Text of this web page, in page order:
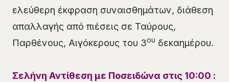
ελεύθερη έκφραση συναισθημάτων, διάθεση
απαλλαγής από πιέσεις σε Ταύρους,
Παρθένους, Αιγόκερους του 3ου δεκαημέρου.
Σελήνη Αντίθεση με Ποσειδώνα στις 10:00 :